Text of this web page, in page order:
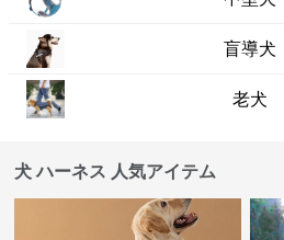
盲導犬
老犬
犬 ハーネス 人気アイテム